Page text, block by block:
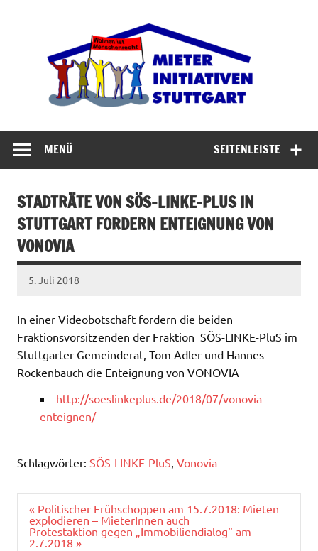
verteidigen
SEITENLEISTE
MENÜ
STADTRÄTE VON SÖS-LINKE-PLUS IN
STUTTGART FORDERN ENTEIGNUNG VON
VONOVIA
5. Juli 2018
In einer Videobotschaft fordern die beiden
Fraktionsvorsitzenden der Fraktion SÖS-LINKE-PluS im
Stuttgarter Gemeinderat, Tom Adler und Hannes
Rockenbauch die Enteignung von VONOVIA
http://soeslinkeplus.de/2018/07/vonovia-
enteignen/
Schlagwörter: SÖS-LINKE-PluS Vonovia
Beitragsnavigation
« Politischer Frühschoppen am 15.7.2018: Mieten
explodieren – MieterInnen auch
Protestaktion gegen „Immobiliendialog“ am
2.7.2018 »